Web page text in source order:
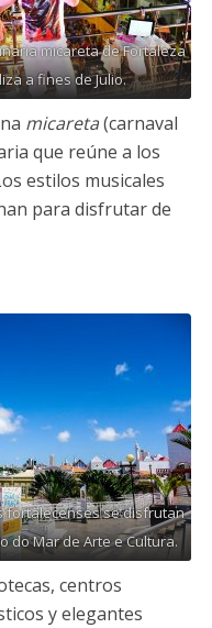
micareta de Fortaleza
a fines de Julio.
micareta(carnaval
que reúne a los
estilos musicales
para disfrutar de
fortalecenses se disfrutan
do Mar de Arte e Cultura.
centros
y elegantes